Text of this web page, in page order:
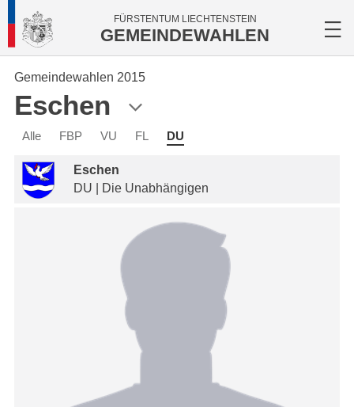
FÜRSTENTUM LIECHTENSTEIN
GEMEINDEWAHLEN
Gemeindewahlen 2015
Eschen
Alle FBP VU FL DU
Eschen
DU | Die Unabhängigen